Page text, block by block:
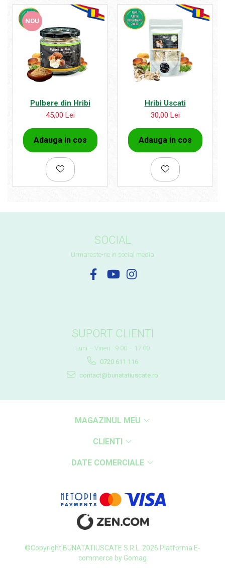
NOU
Pulbere din Hribi
45,00 Lei
Adauga in cos
Hribi Uscati
30,00 Lei
Adauga in cos
SOCIAL
Urmareste-ne in social media
SUPORT CLIENTI
Luni – Vineri : 9:00 – 17:00
0720 611 116
contact@bunatatiuscate.ro
MAGAZINUL MEU
CLIENTI
DATE COMERCIALE
©Copyright BUNATATIUSCATE S.R.L. 2026 Platforma E-
commerce by Gomag